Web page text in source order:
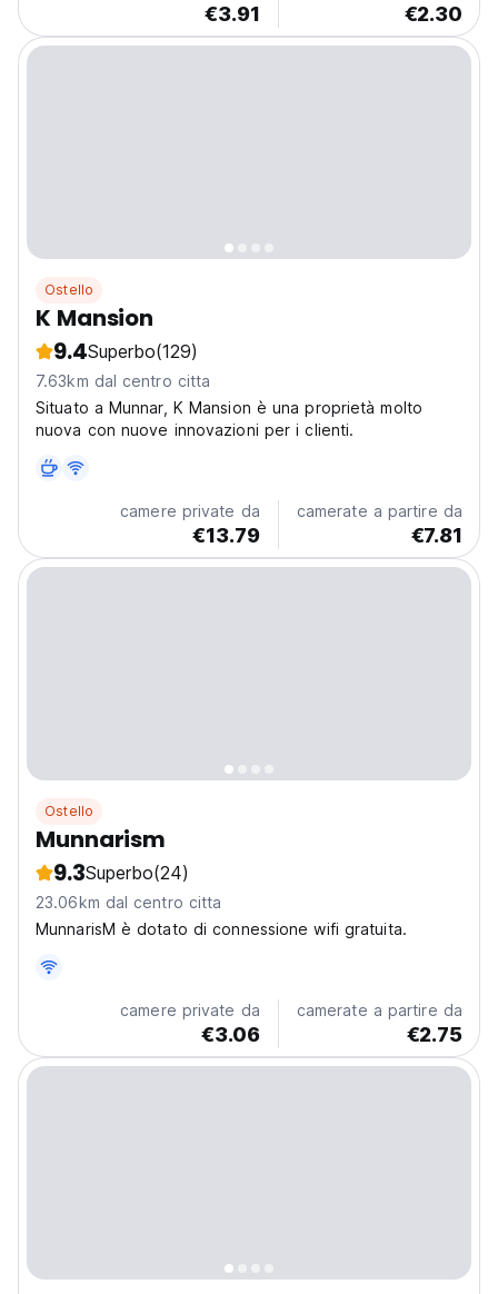
€3.91 €2.30
Ostello
K Mansion
9.4Superbo(129)
7.63km dal centro citta
Situato a Munnar, K Mansion è una proprietà molto
nuova con nuove innovazioni per i clienti.
camere private da
€13.79
camerate a partire da
€7.81
Ostello
Munnarism
9.3Superbo(24)
23.06km dal centro citta
MunnarisM è dotato di connessione wifi gratuita.
camere private da
€3.06
camerate a partire da
€2.75